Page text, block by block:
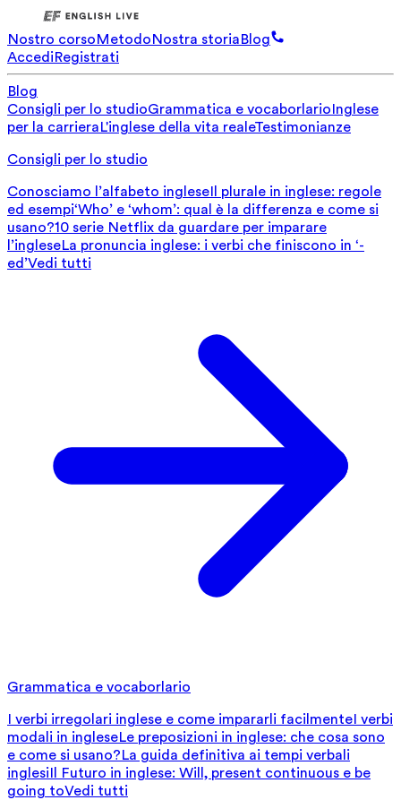
Nostro corsoMetodoNostra storiaBlog
AccediRegistrati
Blog
Consigli per lo studioGrammatica e vocaborlarioInglese
per la carrieraL'inglese della vita realeTestimonianze
Consigli per lo studio
Conosciamo l’alfabeto ingleseIl plurale in inglese: regole
ed esempi‘Who’ e ‘whom’: qual è la differenza e come si
usano?10 serie Netflix da guardare per imparare
l’ingleseLa pronuncia inglese: i verbi che finiscono in ‘-
ed’Vedi tutti
Grammatica e vocaborlario
I verbi irregolari inglese e come impararli facilmenteI verbi
modali in ingleseLe preposizioni in inglese: che cosa sono
e come si usano?La guida definitiva ai tempi verbali
inglesiIl Futuro in inglese: Will, present continuous e be
going toVedi tutti